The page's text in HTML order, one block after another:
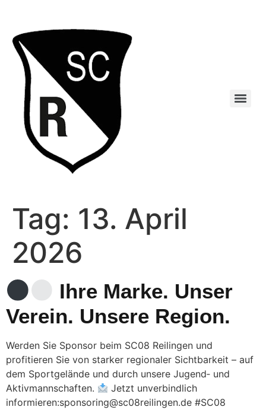
Tag: 13. April
2026
Ihre Marke. Unser
Verein. Unsere Region.
Werden Sie Sponsor beim SC08 Reilingen und
profitieren Sie von starker regionaler Sichtbarkeit – auf
dem Sportgelände und durch unsere Jugend‑ und
Aktivmannschaften.
Jetzt unverbindlich
informieren:sponsoring@sc08reilingen.de #SC08